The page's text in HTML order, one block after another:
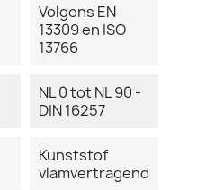
Volgens EN
13309 en ISO
13766
NL 0 tot NL 90 -
DIN 16257
Kunststof
vlamvertragend